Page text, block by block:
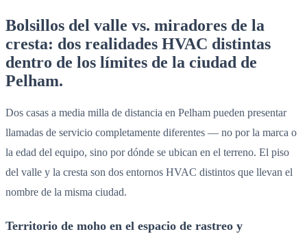
Bolsillos del valle vs. miradores de la
cresta: dos realidades HVAC distintas
dentro de los límites de la ciudad de
Pelham.
Dos casas a media milla de distancia en Pelham pueden presentar
llamadas de servicio completamente diferentes — no por la marca o
la edad del equipo, sino por dónde se ubican en el terreno. El piso
del valle y la cresta son dos entornos HVAC distintos que llevan el
nombre de la misma ciudad.
Territorio de moho en el espacio de rastreo y